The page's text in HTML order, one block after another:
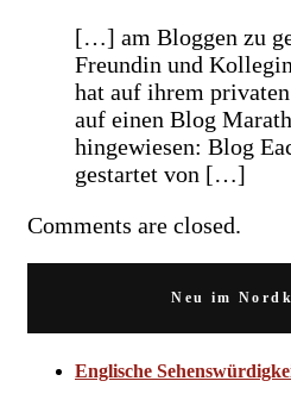
[…] am Bloggen zu
Freundin und
hat auf ihrem
auf einen Blog
hingewiesen: Blog
gestartet von […]
Comments are closed.
Neu im
Englische